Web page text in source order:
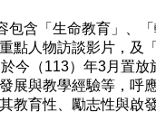
包含「生命教育」、
點人物訪談影片，及
今（113）年3月置
展與教學經驗等，呼
教育性、勵志性與啟